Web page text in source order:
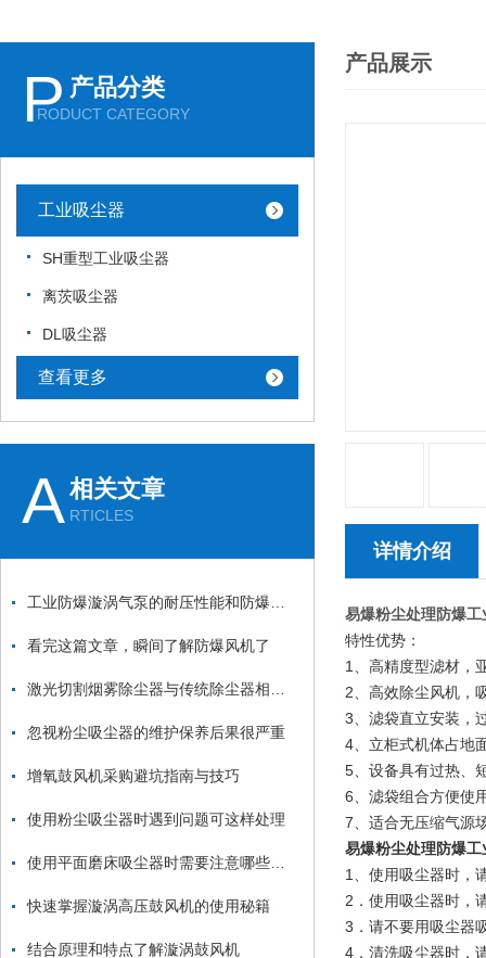
P 产品分类
RODUCT CATEGORY
工业吸尘器
SH重型工业吸尘器
离茨吸尘器
DL吸尘器
查看更多
A相关文章
RTICLES
看完这篇文章，瞬间了解防爆风机了
忽视粉尘吸尘器的维护保养后果很严重
增氧鼓风机采购避坑指南与技巧
使用粉尘吸尘器时遇到问题可这样处理
快速掌握漩涡高压鼓风机的使用秘籍
结合原理和特点了解漩涡鼓风机
产品展示
详情介绍
易爆粉尘处理防爆工
特性优势：
1、高精度型滤材，
2、高效除尘风机，
3、滤袋直立安装，
4、立柜式机体占地
5、设备具有过热、
6、滤袋组合方便使
7、适合无压缩气源
易爆粉尘处理防爆工
1、使用吸尘器时，
2．使用吸尘器时，
3．请不要用吸尘器
4．清洗吸尘器时，